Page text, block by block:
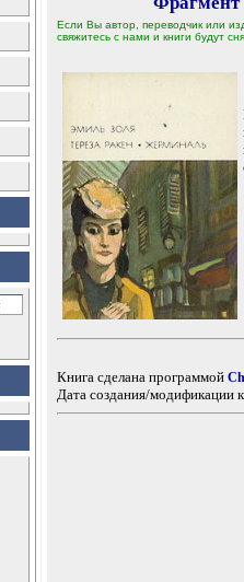
Если Вы автор, переводчик или
свяжитесь с нами и книги будут
Книга сделана программой
Дата создания/модификации